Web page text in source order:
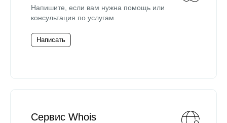
Напишите, если вам нужна помощь или
консультация по услугам.
Написать
Сервис Whois